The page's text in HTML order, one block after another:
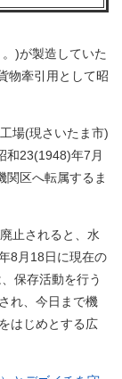
)が製造していた
物牽引用として昭
場(現さいたま市)
和23(1948)年7月
関区へ転属するま
止されると、水
8月18日に現在の
保存活動を行う
れ、今日まで機
はじめとする広